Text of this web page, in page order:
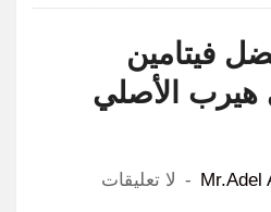
فيتامين
هيرب الأصلي
Mr.Adel لا تعليقات